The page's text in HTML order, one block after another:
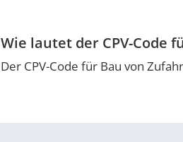
Wie lautet der CPV-Code
Der CPV-Code für Bau von